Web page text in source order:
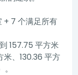
+ 7 个满足所有
157.75 平方米
米、130.36 平方